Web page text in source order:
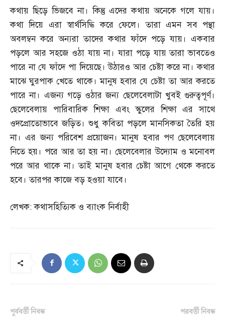
কথায় ছিড়ে ভিজবে না। কিন্তু এদের কথায় অনেকে গলে যায়।
কথা দিয়ে এরা স্বার্থসিদ্ধি করে ফেলে। তারা এমন সব পন্থা
অবলম্বন করে অন্যরা তাদের কথার ফাঁদে পড়ে যায়। একবার
পড়লে আর সহজে ওঠা যায় না। যারা পড়ে যায় তারা ভাবতেও
পারে না যে ফাঁদে পা দিয়েছে। উঠারও আর চেষ্টা করে না। কথার
মাঝে ঘুরপাক খেতে থাকে। মানুষ হবার যে চেষ্টা তা আর করতে
পারে না। এজন্য গড়ে ওঠার জন্য ছেলেবেলাটা খুবই গুরুত্বপূর্ণ।
ছেলেবেলায় পারিবারিক শিক্ষা এবং স্কুলের শিক্ষা এর সাথে
ওদপ্রোতোভাবে জড়িত। শুধু কবিতা পড়লে মানসিকতা তৈরি হয়
না। এর জন্য পরিবেশ প্রয়োজন। মানুষ হবার পণ ছেলেবেলায়
নিতে হয়। পরে আর তা হয় না। ছেলেবেলার উদ্যোম ও মনোবল
পরে আর থাকে না। তাই মানুষ হবার চেষ্টা আগে থেকে করতে
হবে। তারপর কাজে বড় হওয়া যাবে।
লেখক:কথাসহিত্যিক ও ব্যাংক নির্বাহী
পূর্ববর্তী নিবন্ধ
পরবর্তী নিবন্ধ